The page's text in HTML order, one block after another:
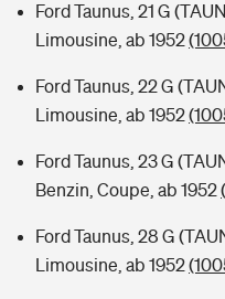
Ford Taunus, 21 G
Limousine, ab 1952
Ford Taunus, 22 G
Limousine, ab 1952
Ford Taunus, 23 G
Benzin, Coupe, ab 1952
Ford Taunus, 28 G
Limousine, ab 1952